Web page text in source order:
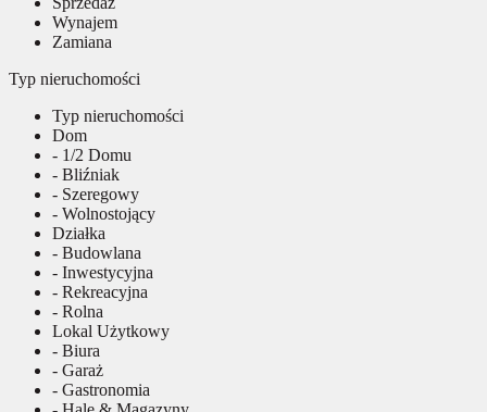
Wynajem
Zamiana
Typ nieruchomości
Typ nieruchomości
Dom
- 1/2 Domu
- Bliźniak
- Szeregowy
- Wolnostojący
Działka
- Budowlana
- Inwestycyjna
- Rekreacyjna
- Rolna
Lokal Użytkowy
- Biura
- Garaż
- Gastronomia